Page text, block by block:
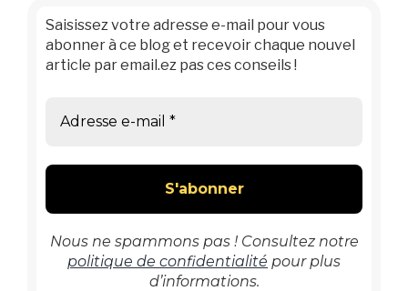
Saisissez votre adresse e-mail pour vous
abonner à ce blog et recevoir chaque nouvel
article par email.ez pas ces conseils !
Nous ne spammons pas ! Consultez notre
politique de confidentialité pour plus
d’informations.